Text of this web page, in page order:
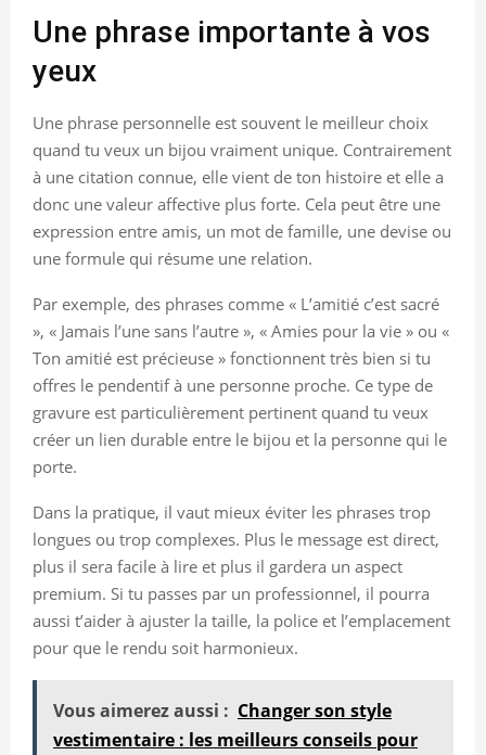
Une phrase importante à vos
yeux
Une phrase personnelle est souvent le meilleur choix
quand tu veux un bijou vraiment unique. Contrairement
à une citation connue, elle vient de ton histoire et elle a
donc une valeur affective plus forte. Cela peut être une
expression entre amis, un mot de famille, une devise ou
une formule qui résume une relation.
Par exemple, des phrases comme « L’amitié c’est sacré
», « Jamais l’une sans l’autre », « Amies pour la vie » ou «
Ton amitié est précieuse » fonctionnent très bien si tu
offres le pendentif à une personne proche. Ce type de
gravure est particulièrement pertinent quand tu veux
créer un lien durable entre le bijou et la personne qui le
porte.
Dans la pratique, il vaut mieux éviter les phrases trop
longues ou trop complexes. Plus le message est direct,
plus il sera facile à lire et plus il gardera un aspect
premium. Si tu passes par un professionnel, il pourra
aussi t’aider à ajuster la taille, la police et l’emplacement
pour que le rendu soit harmonieux.
Vous aimerez aussi : Changer son style
vestimentaire : les meilleurs conseils pour